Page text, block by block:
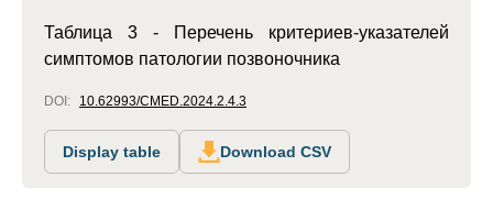
Таблица 3 - Перечень критериев-указателей
симптомов патологии позвоночника
DOI: 10.62993/CMED.2024.2.4.3
Display table Download CSV